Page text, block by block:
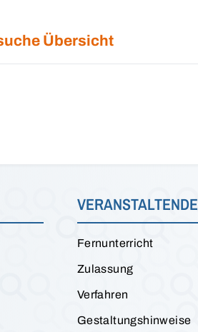
Übersicht
VERANSTALTENDE
Fernunterricht
Zulassung
Verfahren
Gestaltungshinweise